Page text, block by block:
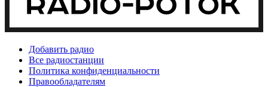
Добавить радио
Все радиостанции
Политика конфиденциальности
Правообладателям